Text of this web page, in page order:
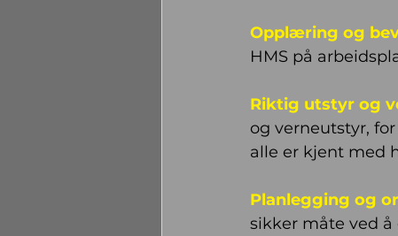
Opplæring og
HMS på
Riktig utstyr og
og verneutstyr,
alle er kjent med
Planlegging og
sikker måte ved